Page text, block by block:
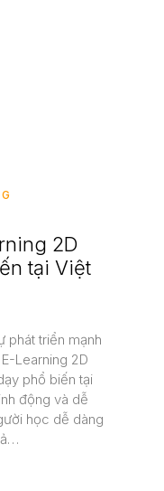
2D
tại Việt
phát triển mạnh
Learning 2D
phổ biến tại
động và dễ
học dễ dàng